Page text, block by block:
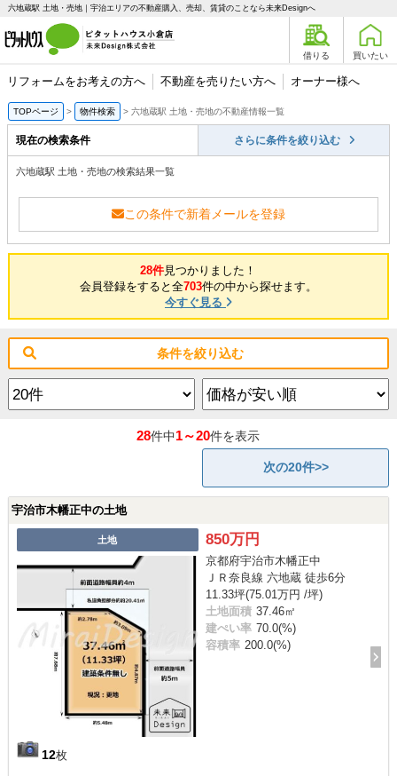
六地蔵駅 土地・売地｜宇治エリアの不動産購入、売却、賃貸のことなら未来Designへ
借りる 買いたい
リフォームをお考えの方へ 不動産を売りたい方へ オーナー様へ
TOPページ 物件検索 六地蔵駅 土地・売地の不動産情報一覧
現在の検索条件 さらに条件を絞り込む
六地蔵駅 土地・売地の検索結果一覧
この条件で新着メールを登録
28件見つかりました！
会員登録をすると全703件の中から探せます。
今すぐ見る
条件を絞り込む
28件中1～20件を表示
次の20件>>
宇治市木幡正中の土地
土地
12枚
850万円
京都府宇治市木幡正中
ＪＲ奈良線 六地蔵 徒歩6分
11.33坪(75.01万円 /坪)
土地面積 37.46㎡
建ぺい率 70.0(%)
容積率 200.0(%)